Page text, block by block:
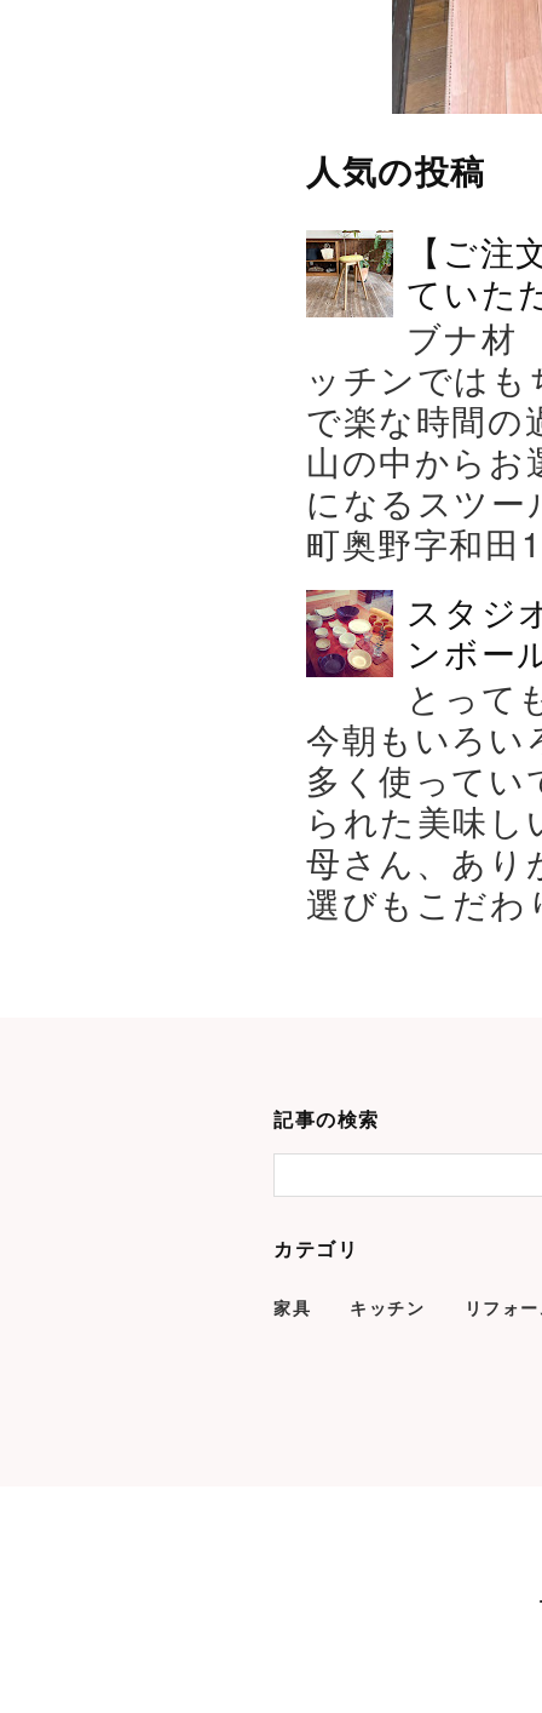
人気の投稿
【ご
ていた
ブナ材
ッチンでは
で楽な時間の
山の中から
になるスツー
町奥野字和
スタジ
ンボー
とって
今朝もいろい
多く使ってい
られた美味
母さん、あり
選びもこだ
記事の検索
カテゴリ
家具 キッチン リフォ